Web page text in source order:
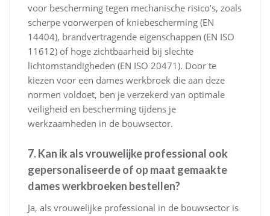
voor bescherming tegen mechanische risico’s, zoals
scherpe voorwerpen of kniebescherming (EN
14404), brandvertragende eigenschappen (EN ISO
11612) of hoge zichtbaarheid bij slechte
lichtomstandigheden (EN ISO 20471). Door te
kiezen voor een dames werkbroek die aan deze
normen voldoet, ben je verzekerd van optimale
veiligheid en bescherming tijdens je
werkzaamheden in de bouwsector.
7. Kan ik als vrouwelijke professional ook
gepersonaliseerde of op maat gemaakte
dames werkbroeken bestellen?
Ja, als vrouwelijke professional in de bouwsector is